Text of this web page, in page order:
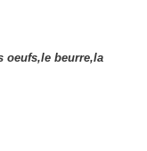
oeufs,le beurre,la